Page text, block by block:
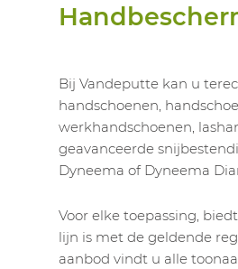
Bij Vandeputte kan u
handschoenen,
werkhandschoenen,
geavanceerde
Dyneema of Dyneema
Voor elke toepassing,
lijn is met de geldende
aanbod vindt u alle